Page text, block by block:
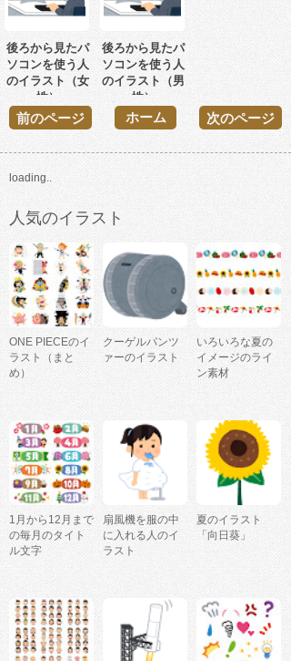
後ろから見たパ
ソコンを使う人
のイラスト（女
性）
後ろから見たパ
ソコンを使う人
のイラスト（男
性）
前のページ 次のページ
ホーム
loading..
人気のイラスト
ONE PIECEのイ
ラスト（まと
め）
クーゲルパンツ
ァーのイラスト
いろいろな夏の
イメージのライ
ン素材
1月から12月まで
の毎月のタイト
ル文字
扇風機を服の中
に入れる人のイ
ラスト
夏のイラスト
「向日葵」